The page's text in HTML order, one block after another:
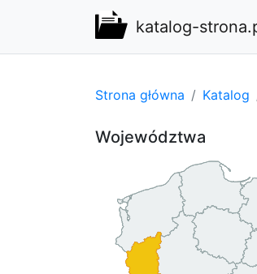
katalog-
Strona główna Katalog
Województwa